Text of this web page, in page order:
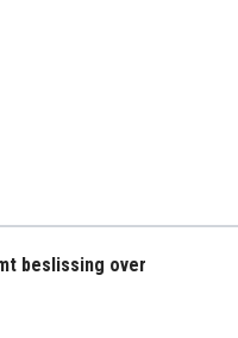
beslissing over